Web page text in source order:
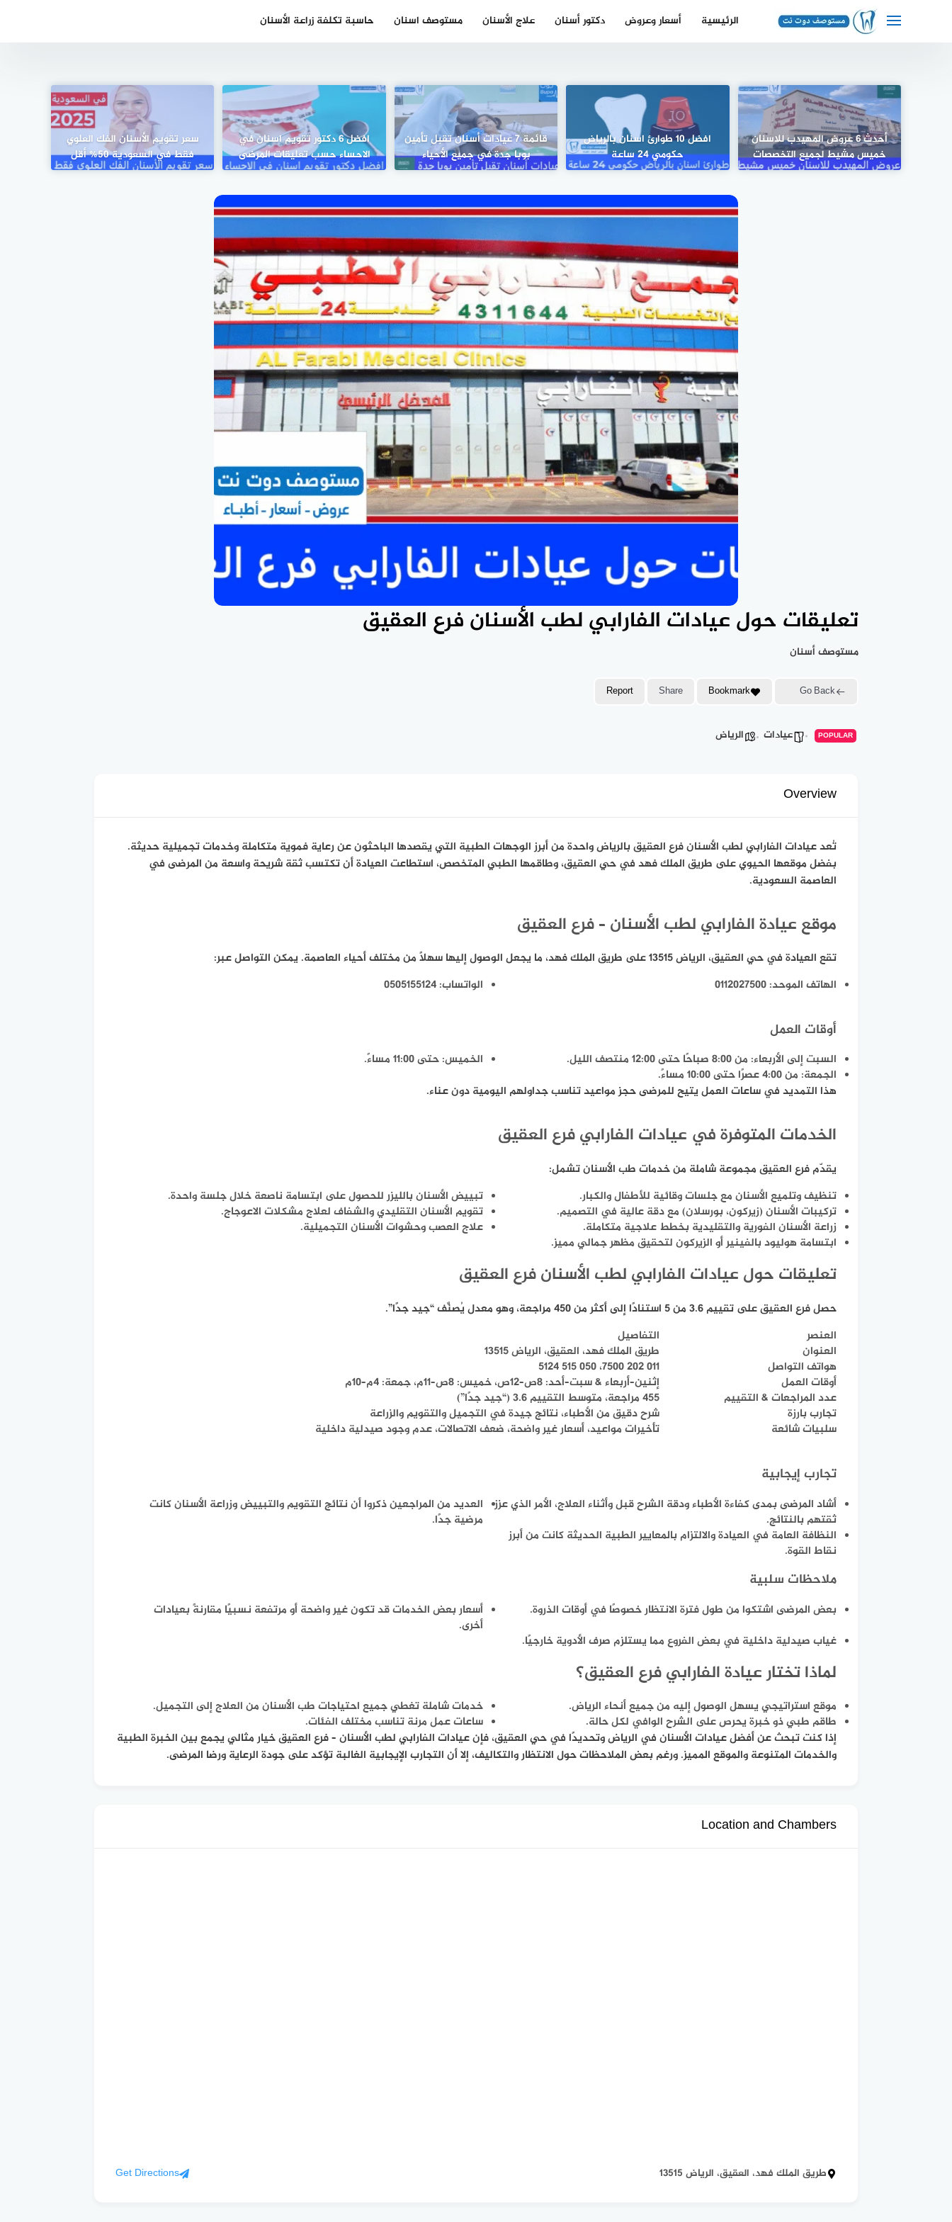
الرئيسية أسعار وعروض دكتور أسنان علاج الأسنان مستوصف اسنان حاسبة تكلفة زراعة الأسنان
أحدث 6 عروض المهيدب للاسنان
خميس مشيط لجميع التخصصات
افضل 10 طوارئ اسنان بالرياض
حكومي 24 ساعة
قائمة 7 عيادات أسنان تقبل تأمين
بوبا جدة في جميع الأحياء
افضل 6 دكتور تقويم اسنان في
الاحساء حسب تعليقات المرضى
سعر تقويم الأسنان الفك العلوي
فقط في السعودية 50% أقل
تعليقات حول عيادات الفارابي لطب الأسنان فرع العقيق
مستوصف أسنان
Go Back
Bookmark
Share
Report
POPULAR عيادات الرياض
Overview
تُعد عيادات الفارابي لطب الأسنان فرع العقيق بالرياض واحدة من أبرز الوجهات الطبية التي يقصدها الباحثون عن رعاية فموية متكاملة وخدمات تجميلية حديثة.
بفضل موقعها الحيوي على طريق الملك فهد في حي العقيق، وطاقمها الطبي المتخصص، استطاعت العيادة أن تكتسب ثقة شريحة واسعة من المرضى في
العاصمة السعودية.
موقع عيادة الفارابي لطب الأسنان – فرع العقيق
تقع العيادة في حي العقيق، الرياض 13515 على طريق الملك فهد، ما يجعل الوصول إليها سهلًا من مختلف أحياء العاصمة. يمكن التواصل عبر:
الهاتف الموحد: 0112027500
الواتساب: 0505155124
أوقات العمل
السبت إلى الأربعاء: من 8:00 صباحًا حتى 12:00 منتصف الليل.
الخميس: حتى 11:00 مساءً.
الجمعة: من 4:00 عصرًا حتى 10:00 مساءً.
هذا التمديد في ساعات العمل يتيح للمرضى حجز مواعيد تناسب جداولهم اليومية دون عناء.
الخدمات المتوفرة في عيادات الفارابي فرع العقيق
يقدّم فرع العقيق مجموعة شاملة من خدمات طب الأسنان تشمل:
تنظيف وتلميع الأسنان مع جلسات وقائية للأطفال والكبار.
تبييض الأسنان بالليزر للحصول على ابتسامة ناصعة خلال جلسة واحدة.
تركيبات الأسنان (زيركون، بورسلان) مع دقة عالية في التصميم.
تقويم الأسنان التقليدي والشفاف لعلاج مشكلات الاعوجاج.
زراعة الأسنان الفورية والتقليدية بخطط علاجية متكاملة.
علاج العصب وحشوات الأسنان التجميلية.
ابتسامة هوليود بالفينير أو الزيركون لتحقيق مظهر جمالي مميز.
تعليقات حول عيادات الفارابي لطب الأسنان فرع العقيق
حصل فرع العقيق على تقييم 3.6 من 5 استنادًا إلى أكثر من 450 مراجعة، وهو معدل يُصنَّف “جيد جدًا”.
العنصر
التفاصيل
العنوان
طريق الملك فهد، العقيق، الرياض 13515
هواتف التواصل
011 202 7500، 050 515 5124
أوقات العمل
إثنين–أربعاء & سبت–أحد: 8ص–12ص، خميس: 8ص–11م، جمعة: 4م–10م
عدد المراجعات & التقييم
455 مراجعة، متوسط التقييم 3.6 (“جيد جدًا”)
تجارب بارزة
شرح دقيق من الأطباء، نتائج جيدة في التجميل والتقويم والزراعة
سلبيات شائعة
تأخيرات مواعيد، أسعار غير واضحة، ضعف الاتصالات، عدم وجود صيدلية داخلية
تجارب إيجابية
أشاد المرضى بمدى كفاءة الأطباء ودقة الشرح قبل وأثناء العلاج، الأمر الذي عزز
ثقتهم بالنتائج.
العديد من المراجعين ذكروا أن نتائج التقويم والتبييض وزراعة الأسنان كانت
مرضية جدًا.
النظافة العامة في العيادة والالتزام بالمعايير الطبية الحديثة كانت من أبرز
نقاط القوة.
ملاحظات سلبية
بعض المرضى اشتكوا من طول فترة الانتظار خصوصًا في أوقات الذروة.
أسعار بعض الخدمات قد تكون غير واضحة أو مرتفعة نسبيًا مقارنةً بعيادات
أخرى.
غياب صيدلية داخلية في بعض الفروع مما يستلزم صرف الأدوية خارجيًا.
لماذا تختار عيادة الفارابي فرع العقيق؟
موقع استراتيجي يسهل الوصول إليه من جميع أنحاء الرياض.
خدمات شاملة تغطي جميع احتياجات طب الأسنان من العلاج إلى التجميل.
طاقم طبي ذو خبرة يحرص على الشرح الوافي لكل حالة.
ساعات عمل مرنة تناسب مختلف الفئات.
إذا كنت تبحث عن أفضل عيادات الأسنان في الرياض وتحديدًا في حي العقيق، فإن عيادات الفارابي لطب الأسنان – فرع العقيق خيار مثالي يجمع بين الخبرة الطبية
والخدمات المتنوعة والموقع المميز. ورغم بعض الملاحظات حول الانتظار والتكاليف، إلا أن التجارب الإيجابية الغالبة تؤكد على جودة الرعاية ورضا المرضى.
Location and Chambers
طريق الملك فهد، العقيق، الرياض 13515 Get Directions